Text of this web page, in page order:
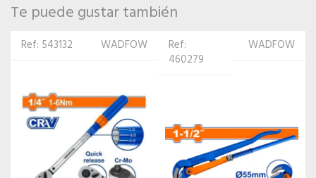
Te puede gustar también
Ref:
WADFOW
Ref:
467261
TOLSEN